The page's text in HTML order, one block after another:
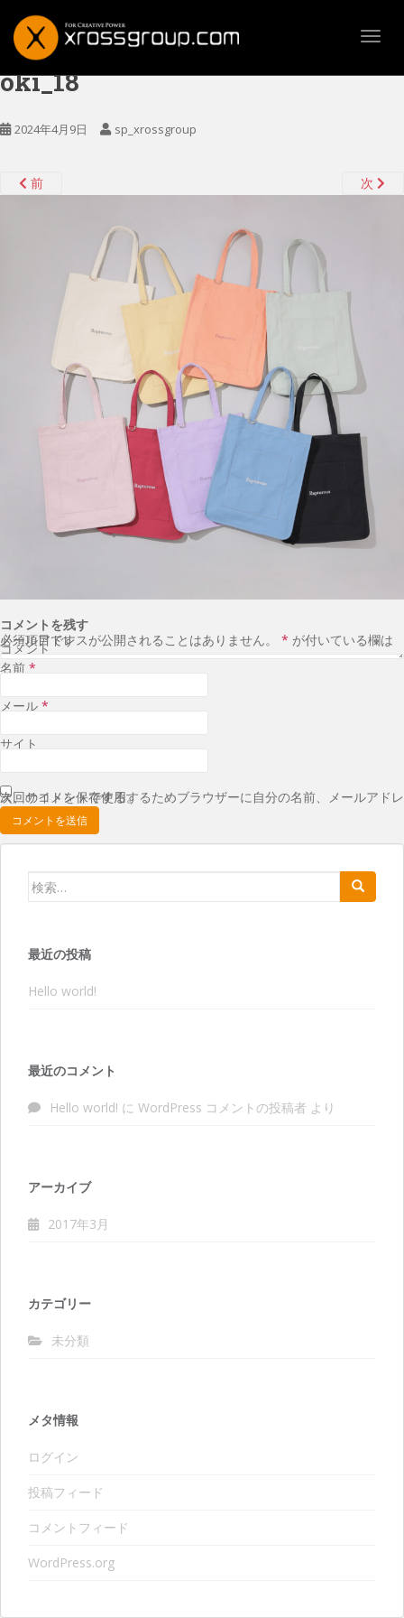
oki_18
2024年4月9日 sp_xrossgroup
前 次
コメントを残す
メールアドレスが公開されることはありません。
*
が付いている欄は必須項目です
コメント
名前 *
メール *
サイト
次回のコメントで使用するためブラウザーに自分の名前、メールアドレス、サイトを保存する。
最近の投稿
Hello world!
最近のコメント
Hello world! に WordPress コメントの投稿者 より
アーカイブ
2017年3月
カテゴリー
未分類
メタ情報
ログイン
投稿フィード
コメントフィード
WordPress.org